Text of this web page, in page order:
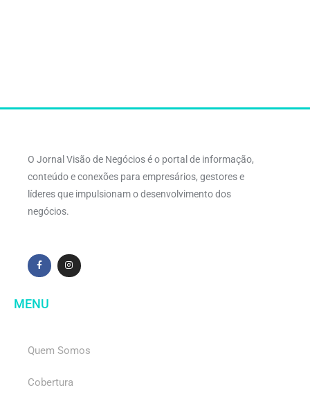
O Jornal Visão de Negócios é o portal de informação,
conteúdo e conexões para empresários, gestores e
líderes que impulsionam o desenvolvimento dos
negócios.
MENU
Quem Somos
Cobertura